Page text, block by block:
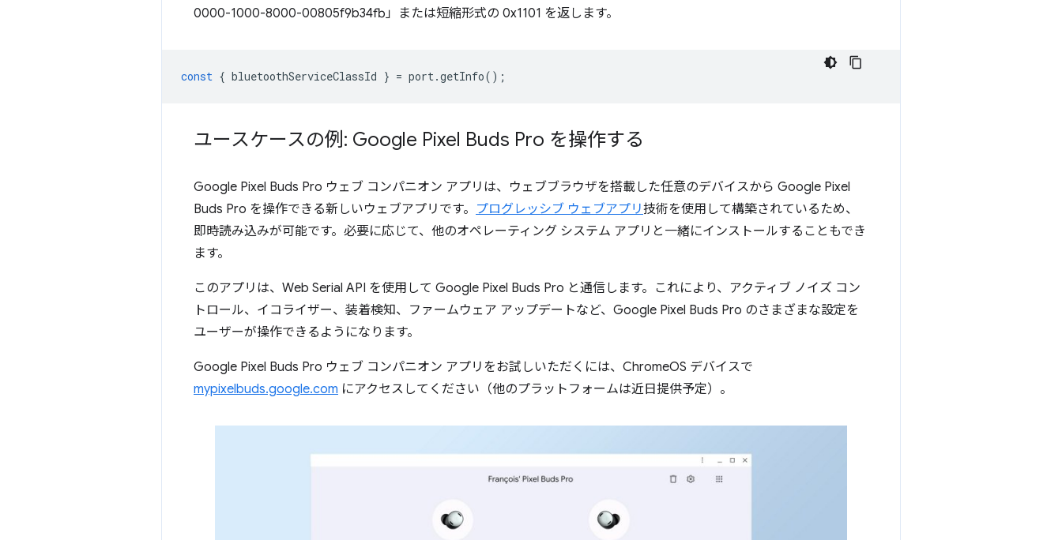
0000-1000-8000-00805f9b34fb」または短縮形式の 0x1101 を返します。
const { bluetoothServiceClassId } = port.getInfo();
ユースケースの例: Google Pixel Buds Pro を操作する
Google Pixel Buds Pro ウェブ コンパニオン アプリは、ウェブブラウザを搭載した任意のデバイスから Google Pixel
Buds Pro を操作できる新しいウェブアプリです。 プログレッシブ ウェブアプリ技術を使用して構築されているため、
即時読み込みが可能です。必要に応じて、他のオペレーティング システム アプリと一緒にインストールすることもでき
ます。
このアプリは、Web Serial API を使用して Google Pixel Buds Pro と通信します。これにより、アクティブ ノイズ コン
トロール、イコライザー、装着検知、ファームウェア アップデートなど、Google Pixel Buds Pro のさまざまな設定を
ユーザーが操作できるようになります。
Google Pixel Buds Pro ウェブ コンパニオン アプリをお試しいただくには、ChromeOS デバイスで
mypixelbuds.google.com にアクセスしてください（他のプラットフォームは近日提供予定）。